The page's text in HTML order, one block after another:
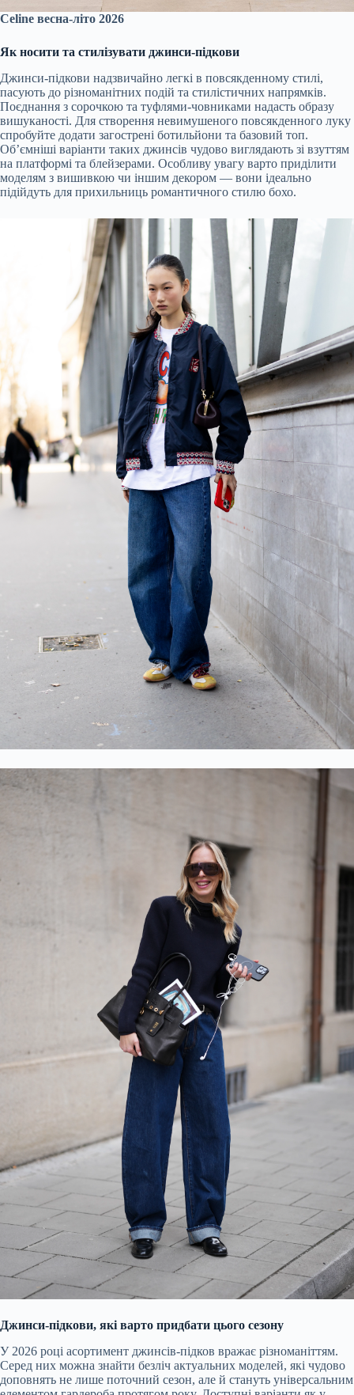
Celine весна-літо 2026
Як носити та стилізувати джинси-підкови
Джинси-підкови надзвичайно легкі в повсякденному стилі,
пасують до різноманітних подій та стилістичних напрямків.
Поєднання з сорочкою та туфлями-човниками надасть образу
вишуканості. Для створення невимушеного повсякденного луку
спробуйте додати загострені ботильйони та базовий топ.
Об’ємніші варіанти таких джинсів чудово виглядають зі взуттям
на платформі та блейзерами. Особливу увагу варто приділити
моделям з вишивкою чи іншим декором — вони ідеально
підійдуть для прихильниць романтичного стилю бохо.
Джинси-підкови, які варто придбати цього сезону
У 2026 році асортимент джинсів-підков вражає різноманіттям.
Серед них можна знайти безліч актуальних моделей, які чудово
доповнять не лише поточний сезон, але й стануть універсальним